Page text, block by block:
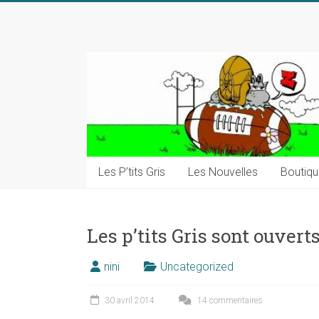
Les P’tits Gris Les Nouvelles
Les p’tits Gris sont
nini Uncategorized
30 avril 2014 14 commentaires